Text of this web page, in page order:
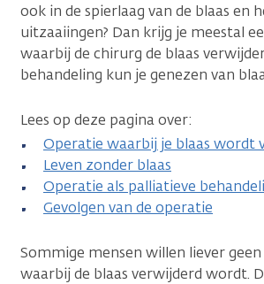
ook in de spierlaag van de blaas en
uitzaaiingen? Dan krijg je meestal
waarbij de chirurg de blaas
behandeling kun je genezen van
Lees op deze pagina over:
Operatie waarbij je blaas wordt
Leven zonder blaas
Operatie als palliatieve
Gevolgen van de operatie
Sommige mensen willen liever
waarbij de blaas verwijderd wordt.